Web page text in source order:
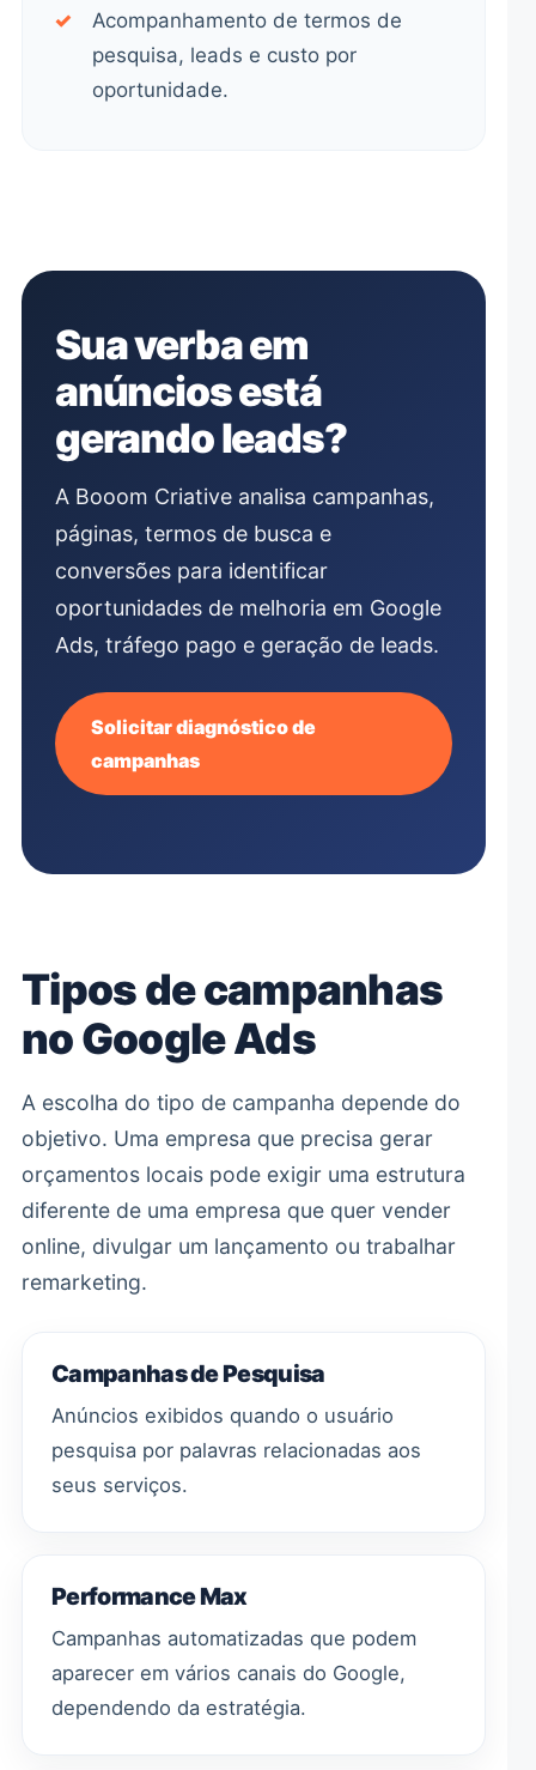
✓
Acompanhamento de termos de
pesquisa, leads e custo por
oportunidade.
Sua verba em
anúncios está
gerando leads?
A Booom Criative analisa campanhas,
páginas, termos de busca e
conversões para identificar
oportunidades de melhoria em Google
Ads, tráfego pago e geração de leads.
Solicitar diagnóstico de
campanhas
Tipos de campanhas
no Google Ads
A escolha do tipo de campanha depende do
objetivo. Uma empresa que precisa gerar
orçamentos locais pode exigir uma estrutura
diferente de uma empresa que quer vender
online, divulgar um lançamento ou trabalhar
remarketing.
Campanhas de Pesquisa
Anúncios exibidos quando o usuário
pesquisa por palavras relacionadas aos
seus serviços.
Performance Max
Campanhas automatizadas que podem
aparecer em vários canais do Google,
dependendo da estratégia.